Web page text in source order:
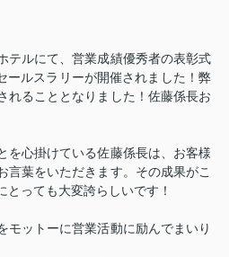
テルにて、営業成績優秀者の表彰式
ールスラリーが開催されました！弊
れることとなりました！佐藤係長お
を心掛けている佐藤係長は、お客様
言葉をいただきます。その成果がこ
とっても大変誇らしいです！
モットーに営業活動に励んでまいり